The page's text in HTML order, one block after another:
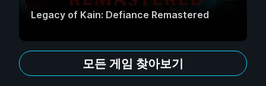
Legacy of Kain: Defiance Remastered
모든 게임 찾아보기